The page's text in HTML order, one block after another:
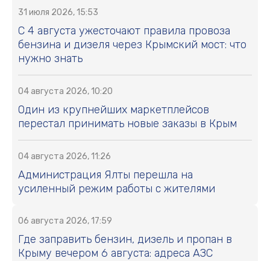
31 июля 2026, 15:53
С 4 августа ужесточают правила провоза
бензина и дизеля через Крымский мост: что
нужно знать
04 августа 2026, 10:20
Один из крупнейших маркетплейсов
перестал принимать новые заказы в Крым
04 августа 2026, 11:26
Администрация Ялты перешла на
усиленный режим работы с жителями
06 августа 2026, 17:59
Где заправить бензин, дизель и пропан в
Крыму вечером 6 августа: адреса АЗС